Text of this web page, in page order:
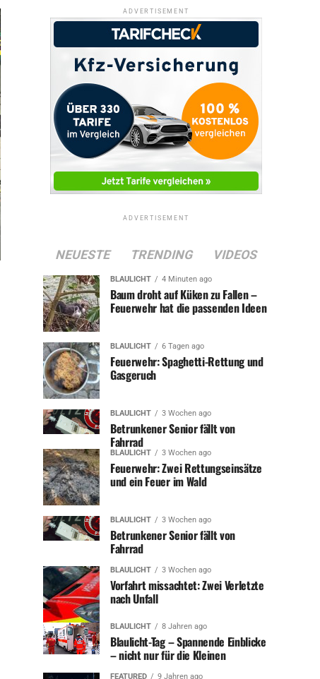
ADVERTISEMENT
ADVERTISEMENT
NEUESTE TRENDING VIDEOS
BLAULICHT 4 Minuten ago
Baum droht auf Küken zu Fallen –
Feuerwehr hat die passenden Ideen
BLAULICHT 6 Tagen ago
Feuerwehr: Spaghetti-Rettung und
Gasgeruch
BLAULICHT 3 Wochen ago
Betrunkener Senior fällt von
Fahrrad
BLAULICHT 3 Wochen ago
Feuerwehr: Zwei Rettungseinsätze
und ein Feuer im Wald
BLAULICHT 3 Wochen ago
Betrunkener Senior fällt von
Fahrrad
BLAULICHT 3 Wochen ago
Vorfahrt missachtet: Zwei Verletzte
nach Unfall
BLAULICHT 8 Jahren ago
Blaulicht-Tag – Spannende Einblicke
– nicht nur für die Kleinen
FEATURED 9 Jahren ago